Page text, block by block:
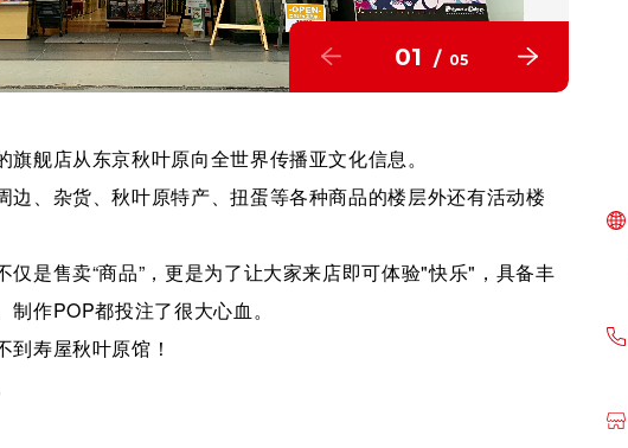
01 / 05
舰店从东京秋叶原向全世界传播亚文化信息。
边、杂货、秋叶原特产、扭蛋等各种商品的楼层外还有活动楼
仅是售卖“商品”，更是为了让大家来店即可体验"快乐"，具备丰
作POP都投注了很大心血。
寿屋秋叶原馆！